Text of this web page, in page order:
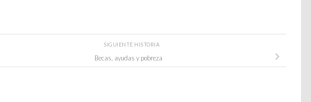
SIGUIENTE HISTORIA
Becas, ayudas y pobreza